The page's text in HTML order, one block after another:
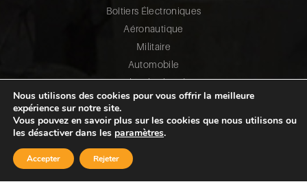
Boîtiers Électroniques
Aéronautique
Militaire
Automobile
Véhicules lourds
Transmission de puissance
Raccords de tuyauterie
Pompes
Injection plastique
Énergétique
Nous utilisons des cookies pour vous offrir la meilleure
expérience sur notre site.
Vous pouvez en savoir plus sur les cookies que nous utilisons ou
les désactiver dans les paramètres.
Accepter Rejeter